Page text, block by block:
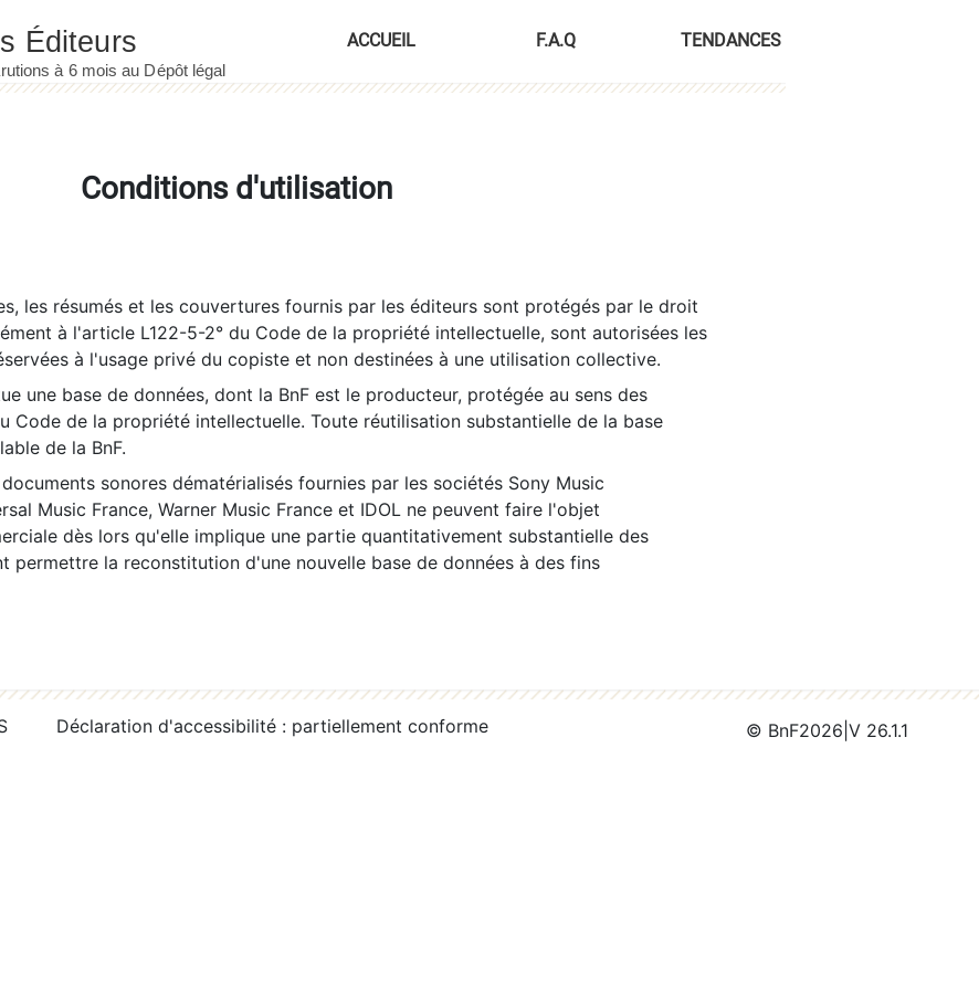
ACCUEIL F.A.Q TENDANCES
Conditions d'utilisation
les résumés et les couvertures fournis par les éditeurs sont protégés par le droit
à l'article L122-5-2° du Code de la propriété intellectuelle, sont autorisées les
à l'usage privé du copiste et non destinées à une utilisation collective.
une base de données, dont la BnF est le producteur, protégée au sens des
Code de la propriété intellectuelle. Toute réutilisation substantielle de la base
de la BnF.
sonores dématérialisés fournies par les sociétés Sony Music
Music France, Warner Music France et IDOL ne peuvent faire l'objet
dès lors qu'elle implique une partie quantitativement substantielle des
permettre la reconstitution d'une nouvelle base de données à des fins
Déclaration d'accessibilité : partiellement conforme © BnF2026 V 26.1.1